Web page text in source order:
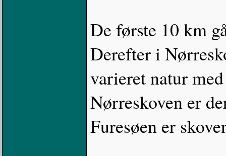
De første 10 km
Derefter i
varieret natur
Nørreskoven er
Furesøen er